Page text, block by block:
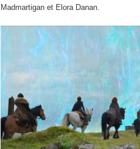
Madmartigan et Elora Danan.